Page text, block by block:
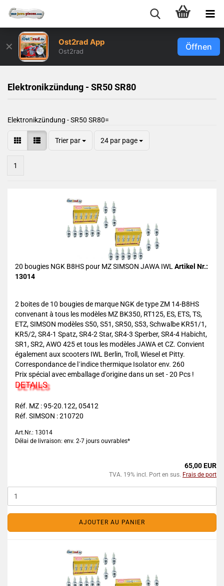
✕ Ost2rad App
Ost2rad Öffnen
Elektronikzündung - SR50 SR80
Elektronikzündung - SR50 SR80=
Trier par 24 par page
1
20 bougies NGK B8HS pour MZ SIMSON JAWA IWL Artikel Nr.:
13014
2 boites de 10 bougies de marque NGK de type ZM 14-B8HS
convenant à tous les modèles MZ BK350, RT125, ES, ETS, TS,
ETZ, SIMSON modèles S50, S51, SR50, S53, Schwalbe KR51/1,
KR5/2, SR4-1 Spatz, SR4-2 Star, SR4-3 Sperber, SR4-4 Habicht,
SR1, SR2, AWO 425 et tous les modèles JAWA et CZ. Convient
également aux scooters IWL Berlin, Troll, Wiesel et Pitty.
Correspondance de l´indice thermique Isolator env. 260
Prix spécial avec emballage d'origine dans un set - 20 Pcs !
DETAILS
Réf. MZ : 95-20.122, 05412
Réf. SIMSON : 210720
Art.Nr.: 13014
Délai de livraison: env. 2-7 jours ouvrables*
65,00 EUR
TVA. 19% incl. Port en sus. Frais de port
AJOUTER AU PANIER